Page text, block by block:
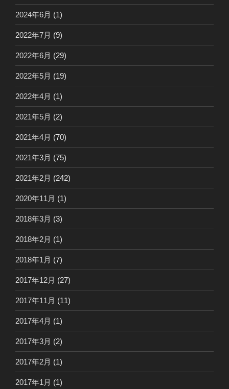
2024年6月 (1)
2022年7月 (9)
2022年6月 (29)
2022年5月 (19)
2022年4月 (1)
2021年5月 (2)
2021年4月 (70)
2021年3月 (75)
2021年2月 (242)
2020年11月 (1)
2018年3月 (3)
2018年2月 (1)
2018年1月 (7)
2017年12月 (27)
2017年11月 (11)
2017年4月 (1)
2017年3月 (2)
2017年2月 (1)
2017年1月 (1)